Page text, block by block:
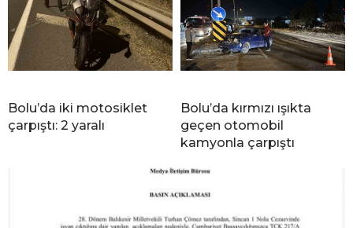
Bolu’da iki motosiklet
çarpıştı: 2 yaralı
Bolu’da kırmızı ışıkta
geçen otomobil
kamyonla çarpıştı